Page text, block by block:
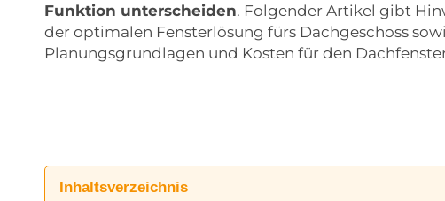
Funktion unterscheiden. Folgender Artikel gibt
der optimalen Fensterlösung fürs Dachgeschoss
Planungsgrundlagen und Kosten für den
Inhaltsverzeichnis